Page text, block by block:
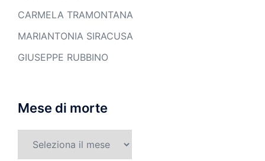
CARMELA TRAMONTANA
MARIANTONIA SIRACUSA
GIUSEPPE RUBBINO
Mese di morte